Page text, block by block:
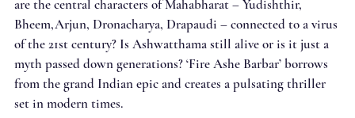
are the central characters of Mahabharat – Yudishthir,
Bheem,Arjun, Dronacharya, Drapaudi – connected to a virus
of the 21st century? Is Ashwatthama still alive or is it just a
myth passed down generations? ‘Fire Ashe Barbar’ borrows
from the grand Indian epic and creates a pulsating thriller
set in modern times.